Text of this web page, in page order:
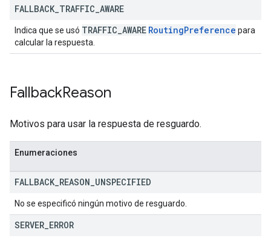
FALLBACK TRAFFIC AWARE
Indica que se usó TRAFFIC AWARE RoutingPreference para
calcular la respuesta.
FallbackReason
Motivos para usar la respuesta de resguardo.
Enumeraciones
FALLBACK REASON UNSPECIFIED
No se especificó ningún motivo de resguardo.
SERVER ERROR